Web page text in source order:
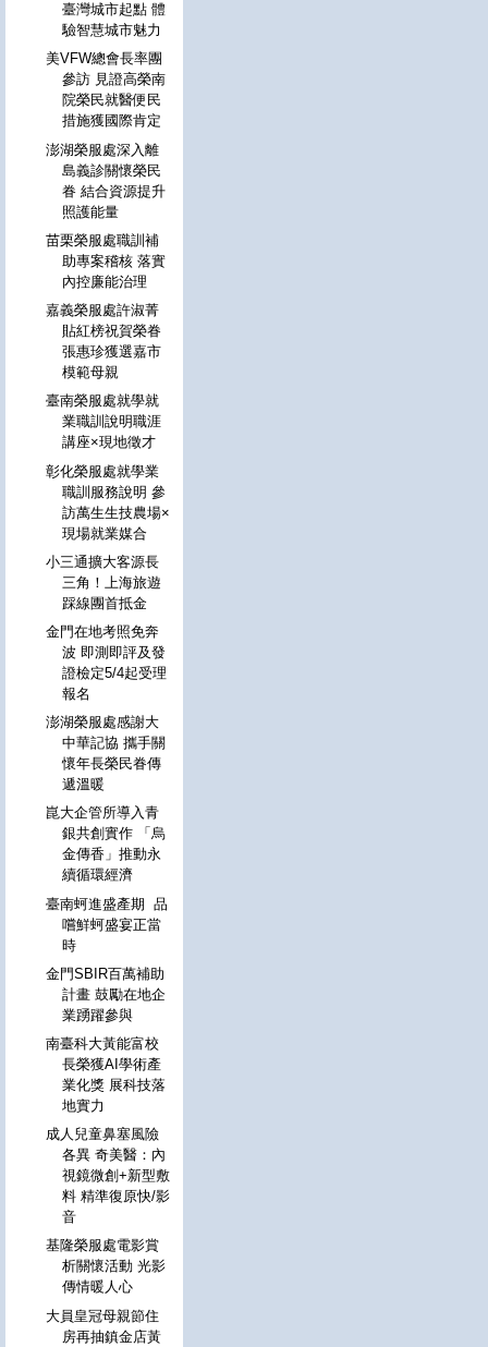
臺灣城市起點 體
驗智慧城市魅力
美VFW總會長率團
參訪 見證高榮南
院榮民就醫便民
措施獲國際肯定
澎湖榮服處深入離
島義診關懷榮民
眷 結合資源提升
照護能量
苗栗榮服處職訓補
助專案稽核 落實
內控廉能治理
嘉義榮服處許淑菁
貼紅榜祝賀榮眷
張惠珍獲選嘉市
模範母親
臺南榮服處就學就
業職訓說明職涯
講座×現地徵才
彰化榮服處就學業
職訓服務說明 參
訪萬生生技農場×
現場就業媒合
小三通擴大客源長
三角！上海旅遊
踩線團首抵金
金門在地考照免奔
波 即測即評及發
證檢定5/4起受理
報名
澎湖榮服處感謝大
中華記協 攜手關
懷年長榮民眷傳
遞溫暖
崑大企管所導入青
銀共創實作 「烏
金傳香」推動永
續循環經濟
臺南蚵進盛產期 品
嚐鮮蚵盛宴正當
時
金門SBIR百萬補助
計畫 鼓勵在地企
業踴躍參與
南臺科大黃能富校
長榮獲AI學術產
業化獎 展科技落
地實力
成人兒童鼻塞風險
各異 奇美醫：內
視鏡微創+新型敷
料 精準復原快/影
音
基隆榮服處電影賞
析關懷活動 光影
傳情暖人心
大員皇冠母親節住
房再抽鎮金店黃